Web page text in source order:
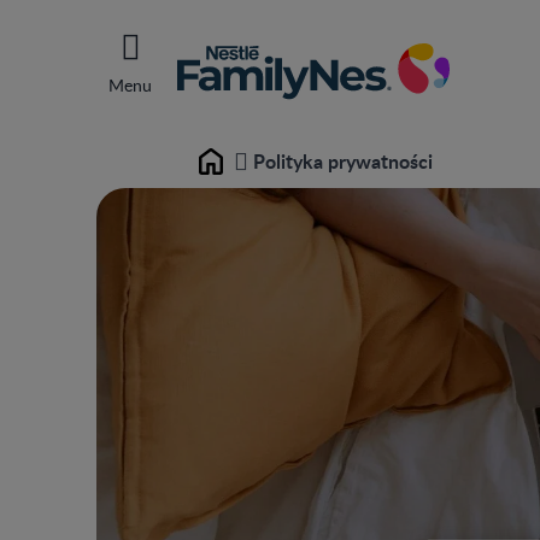
Menu
Home Polityka prywatności